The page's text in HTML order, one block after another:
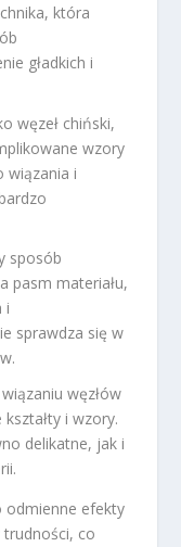
która
gładkich i
węzeł chiński,
wzory
wiązania i
sposób
pasm materiału,
i
sprawdza się w
węzłów
i wzory.
delikatne, jak i
odmienne efekty
co